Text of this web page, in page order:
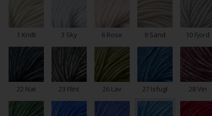
1 Kridt 3 Sky 6 Rose 9 Sand 10 Fjord
22 Nat 23 Flint 26 Lav 27 Isfugl 28 Vin